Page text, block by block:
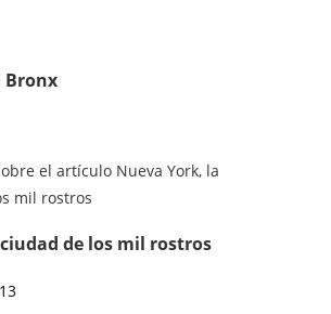
Bronx
de los mil rostros